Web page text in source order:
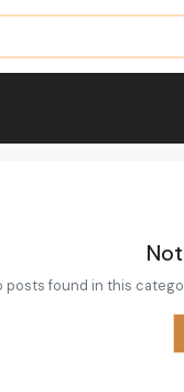
posts found in this